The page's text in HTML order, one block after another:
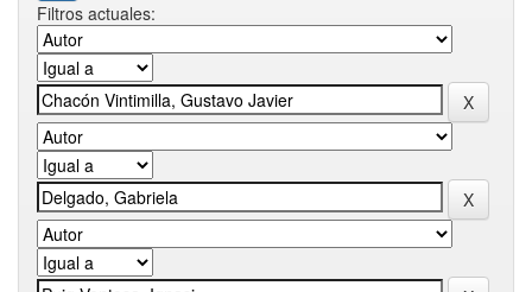
Filtros actuales: